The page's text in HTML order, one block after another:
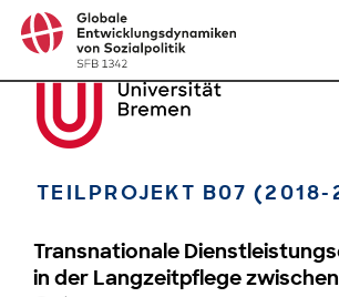
TEILPROJEKT B07
Transnationale
in der Langzeitpflege